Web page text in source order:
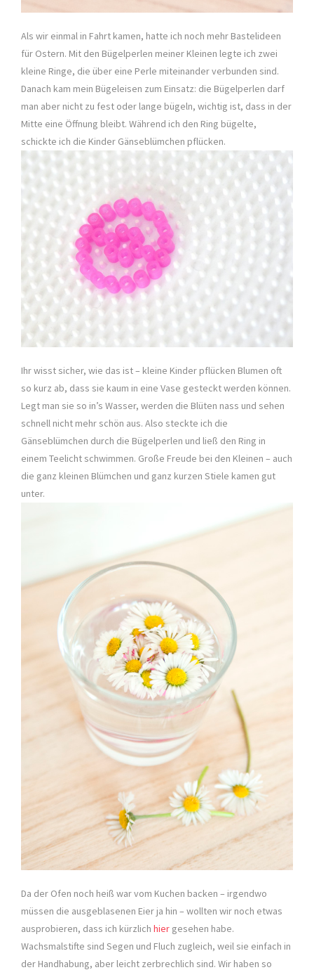
Als wir einmal in Fahrt kamen, hatte ich noch mehr Bastelideen
für Ostern. Mit den Bügelperlen meiner Kleinen legte ich zwei
kleine Ringe, die über eine Perle miteinander verbunden sind.
Danach kam mein Bügeleisen zum Einsatz: die Bügelperlen darf
man aber nicht zu fest oder lange bügeln, wichtig ist, dass in der
Mitte eine Öffnung bleibt. Während ich den Ring bügelte,
schickte ich die Kinder Gänseblümchen pflücken.
Ihr wisst sicher, wie das ist – kleine Kinder pflücken Blumen oft
so kurz ab, dass sie kaum in eine Vase gesteckt werden können.
Legt man sie so in’s Wasser, werden die Blüten nass und sehen
schnell nicht mehr schön aus. Also steckte ich die
Gänseblümchen durch die Bügelperlen und ließ den Ring in
einem Teelicht schwimmen. Große Freude bei den Kleinen – auch
die ganz kleinen Blümchen und ganz kurzen Stiele kamen gut
unter.
Da der Ofen noch heiß war vom Kuchen backen – irgendwo
müssen die ausgeblasenen Eier ja hin – wollten wir noch etwas
ausprobieren, dass ich kürzlich hier gesehen habe.
Wachsmalstifte sind Segen und Fluch zugleich, weil sie einfach in
der Handhabung, aber leicht zerbrechlich sind. Wir haben so